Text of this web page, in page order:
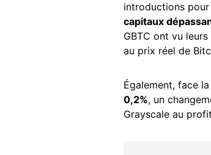
introductions pour
capitaux
GBTC ont vu leurs
au prix réel de
Également, face
0,2%, un
Grayscale au